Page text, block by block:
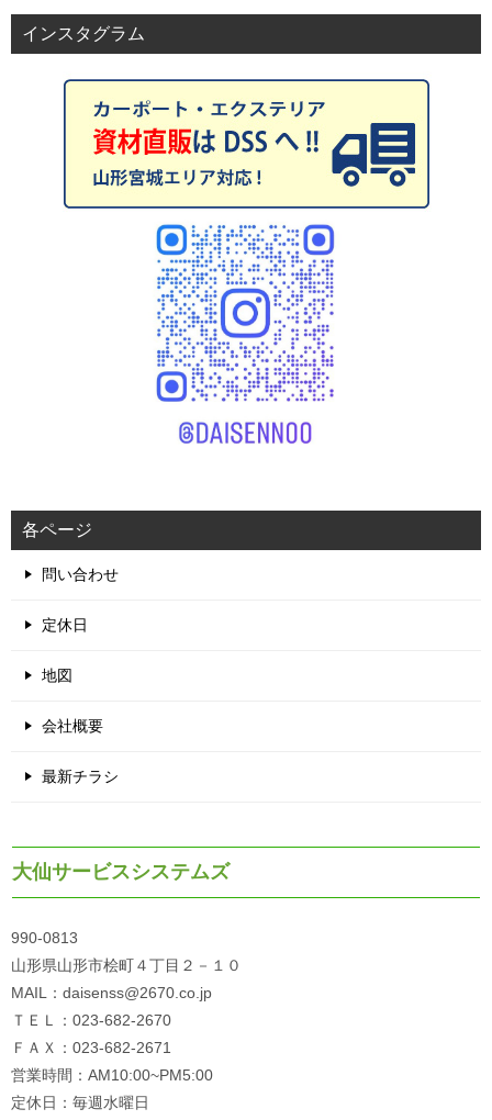
インスタグラム
各ページ
問い合わせ
定休日
地図
会社概要
最新チラシ
大仙サービスシステムズ
990-0813
山形県山形市桧町４丁目２－１０
MAIL：daisenss@2670.co.jp
ＴＥＬ：023-682-2670
ＦＡＸ：023-682-2671
営業時間：AM10:00~PM5:00
定休日：毎週水曜日